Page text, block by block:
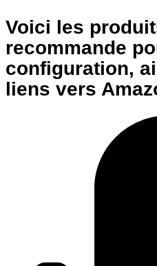
Voici les
recommande
configuration,
liens vers